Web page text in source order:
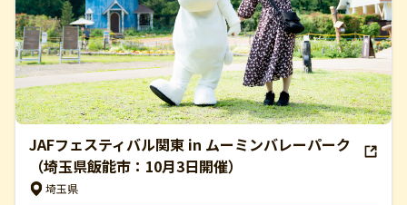
JAFフェスティバル関東 in ムーミンバレーパーク
（埼玉県飯能市：10月3日開催）
埼玉県